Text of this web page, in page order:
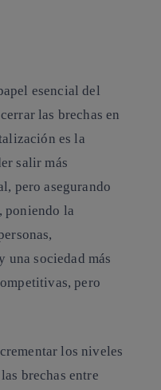
esencial del
las brechas en
es la
salir más
pero asegurando
poniendo la
una sociedad más
pero
los niveles
brechas entre